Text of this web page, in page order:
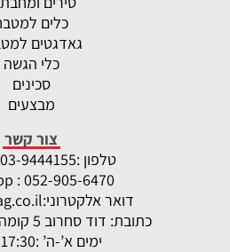
כלים
גאדגטים
כלי הגשה
סכינים
מבצעים
צור קשר
טלפון :
03-9444155 שלוחה 1
: 052-905-6470
דואר אלקטרוני:
כתובת: דוד סחרוב 5 קומה 1 , ראשון לציון
ימים א’-ה’ :09:00-17:30